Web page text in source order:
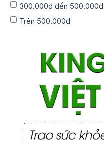
300.000đ đến 500.000đ
Trên 500.000đ